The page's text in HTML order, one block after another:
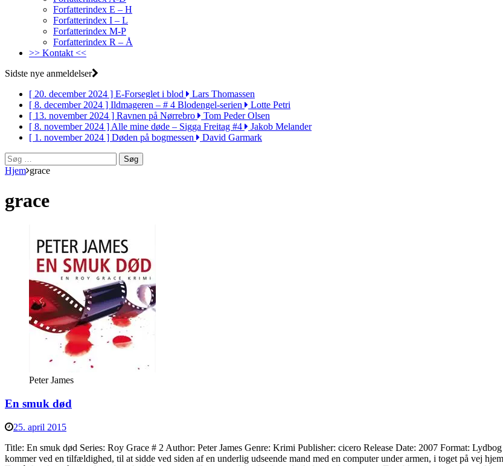
Forfatterindex E – H
Forfatterindex I – L
Forfatterindex M-P
Forfatterindex R – Å
>> Kontakt <<
Sidste nye anmeldelser
[ 20. december 2024 ] E-Forseglet i blod
Lars Thomassen
[ 8. december 2024 ] Ildmageren – # 4 Blodengel-serien
Lotte Petri
[ 13. november 2024 ] Ravnen på Nørrebro
Tom Peder Olsen
[ 8. november 2024 ]Alle mine døde – Sigga Freitag #4
Jakob Melander
[ 1. november 2024 ] Døden på bogmessen
David Garmark
Søg
efter:
Hjem grace
grace
Peter James
En smuk død
25. april 2015
Title: En smuk død Series: Roy Grace # 2 Author: Peter James Genre: Krimi Publisher: cicero Release Date: 2007 Format:
kommer ved en tilfældighed, til at sidde ved siden af en underlig udseende mand med en computer under armen, i toget på vej